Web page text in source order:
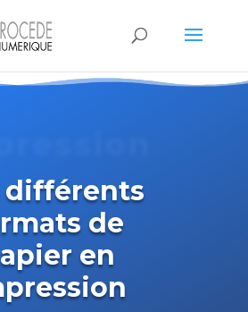
différents
de
en